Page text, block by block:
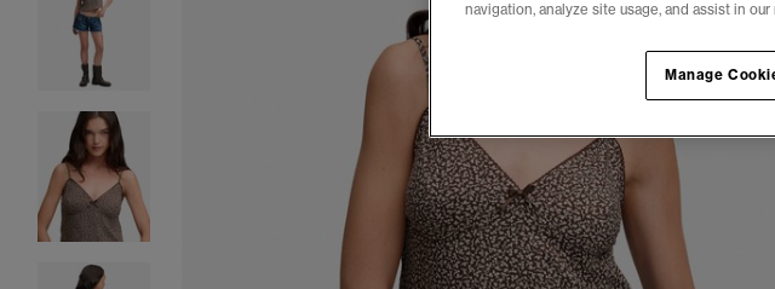
navigation, analyze site usage, and assist in
Manage